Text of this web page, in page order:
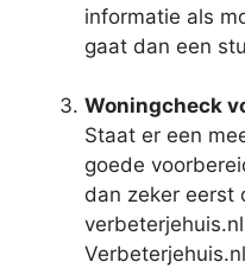
informatie als
gaat dan een
Woningcheck
Staat er een
goede
dan zeker eerst